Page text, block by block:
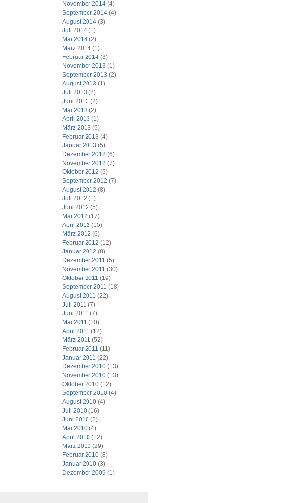
November 2014(4)
September 2014(4)
August 2014(3)
Juli 2014(1)
Mai 2014(2)
März 2014(1)
Februar 2014(3)
November 2013 (1)
September 2013 (2)
August 2013 (1)
Juli 2013 (2)
Juni 2013 (2)
Mai 2013 (2)
April 2013 (1)
März 2013 (5)
Februar 2013 (4)
Januar 2013 (5)
Dezember 2012 (6)
November 2012 (7)
Oktober 2012 (5)
September 2012 (7)
August 2012 (8)
Juli 2012 (1)
Juni 2012 (5)
Mai 2012 (17)
April 2012 (15)
März 2012 (6)
Februar 2012 (12)
Januar 2012 (8)
Dezember 2011 (5)
November 2011 (30)
Oktober 2011 (19)
September 2011 (18)
August 2011 (22)
Juli 2011 (7)
Juni 2011 (7)
Mai 2011 (10)
April 2011 (12)
März 2011 (52)
Februar 2011 (11)
Januar 2011 (22)
Dezember 2010(13)
November 2010(13)
Oktober 2010(12)
September 2010(4)
August 2010(4)
Juli 2010(16)
Juni 2010(2)
Mai 2010(4)
April 2010(12)
März 2010(29)
Februar 2010(8)
Januar 2010(3)
Dezember 2009 (1)